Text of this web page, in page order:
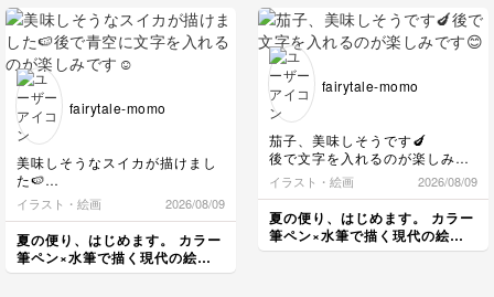
です この度は本当きあ
りがとうございます ベ
ビー服カタチが変わって
また活躍しますように♪
fairytale-momo
美味しそうなスイカが描けまし
た🍉
後で青空に文字を入れるのが楽
しみです☺️
イラスト・絵画 2026/08/09
夏の便り、はじめます。 カラー
筆ペン×水筆で描く現代の絵手
紙レッスン
fairytale-momo
茄子、美味しそうです🍆
後で文字を入れるのが楽しみで
す😊
イラスト・絵画 2026/08/09
夏の便り、はじめます。 カラー
筆ペン×水筆で描く現代の絵手
紙レッスン